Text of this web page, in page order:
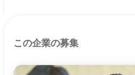
この企業の募集